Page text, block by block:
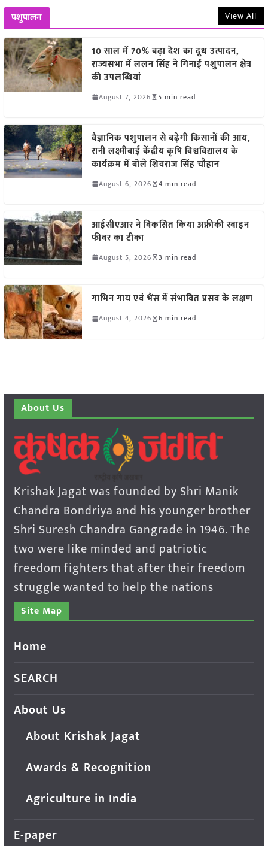
पशुपालन View All
10 साल में 70% बढ़ा देश का दूध उत्पादन,
राज्यसभा में ललन सिंह ने गिनाईं पशुपालन क्षेत्र
की उपलब्धियां
August 7, 2026 5 min read
वैज्ञानिक पशुपालन से बढ़ेगी किसानों की आय,
रानी लक्ष्मीबाई केंद्रीय कृषि विश्वविद्यालय के
कार्यक्रम में बोले शिवराज सिंह चौहान
August 6, 2026 4 min read
आईसीएआर ने विकसित किया अफ्रीकी स्वाइन
फीवर का टीका
August 5, 2026 3 min read
गाभिन गाय एवं भैंस में संभावित प्रसव के लक्षण
August 4, 2026 6 min read
About Us
Krishak Jagat was founded by Shri Manik
Chandra Bondriya and his younger brother
Shri Suresh Chandra Gangrade in 1946. The
two were like minded and patriotic
freedom fighters that after their freedom
struggle wanted to help the nations
Site Map
Home
SEARCH
About Us
About Krishak Jagat
Awards & Recognition
Agriculture in India
E-paper